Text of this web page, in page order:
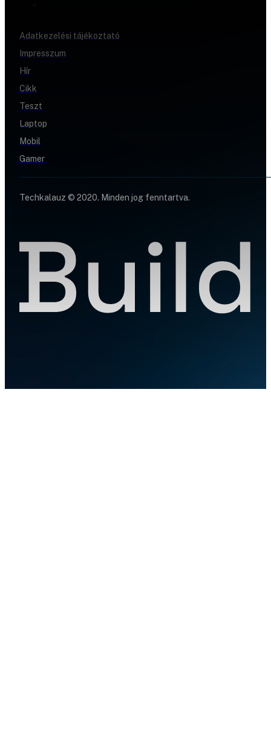
Adatkezelési tájékoztató
Impresszum
Hír
Cikk
Teszt
Laptop
Mobil
Gamer
Techkalauz © 2020. Minden jog fenntartva.